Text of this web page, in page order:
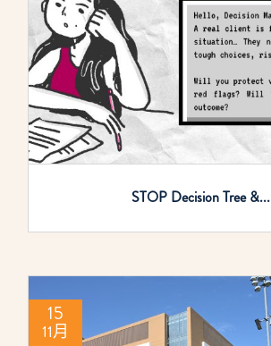
STOP Decision Tree &...
15
11月